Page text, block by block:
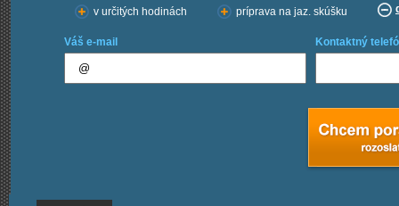
v určitých hodinách príprava na jaz. skúšku
Váš e-mail Kontaktný